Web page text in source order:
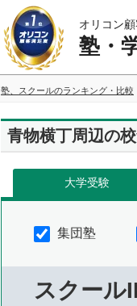
オリコン
塾・
塾、スクールのランキング・比較
青物横丁周辺の
大学受験
集団塾
スクール